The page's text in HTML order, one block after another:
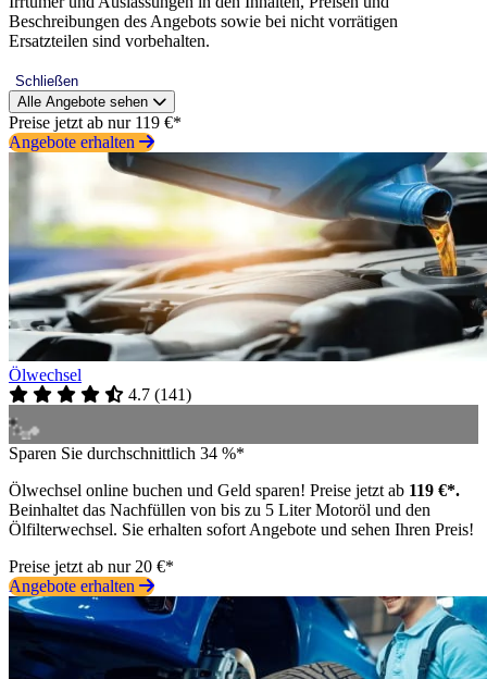
Beschreibungen des Angebots sowie bei nicht vorrätigen
Ersatzteilen sind vorbehalten.
Schließen
Alle Angebote sehen
Preise jetzt ab nur 119 €*
Angebote erhalten
Ölwechsel
4.7 (141)
Sparen Sie durchschnittlich 34 %*
Ölwechsel online buchen und Geld sparen! Preise jetzt ab 119 €*.
Beinhaltet das Nachfüllen von bis zu 5 Liter Motoröl und den
Ölfilterwechsel. Sie erhalten sofort Angebote und sehen Ihren Preis!
Preise jetzt ab nur 20 €*
Angebote erhalten